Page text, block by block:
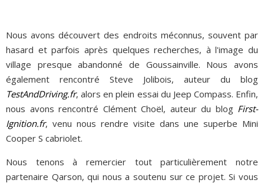
Nous avons découvert des endroits méconnus, souvent par
hasard et parfois après quelques recherches, à l'image du
village presque abandonné de Goussainville. Nous avons
également rencontré Steve Jolibois, auteur du blog
TestAndDriving.fr, alors en plein essai du Jeep Compass. Enfin,
nous avons rencontré Clément Choël, auteur du blog First-
Ignition.fr, venu nous rendre visite dans une superbe Mini
Cooper S cabriolet.
Nous tenons à remercier tout particulièrement notre
partenaire Qarson, qui nous a soutenu sur ce projet. Si vous